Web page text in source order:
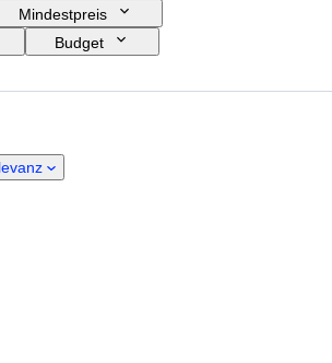
Mindestpreis
Budget
(CoC)
und Unterboden)